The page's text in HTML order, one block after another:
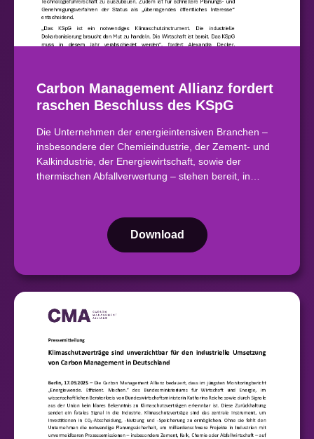
Carbon Management Allianz fordert
raschen Beschluss des KSpG
Die Unternehmen der energieintensiven Branchen –
insbesondere der Chemieindustrie, der Zement- und
Kalkindustrie, der Energiewirtschaft, sowie der
thermischen Abfallverwertung – stehen bereit, in…
Download